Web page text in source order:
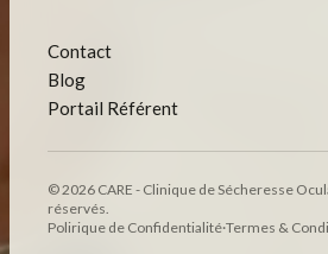
Contact
Blog
Portail Référent
© 2026 CARE - Clinique de Sécheresse
réservés.
Polirique de Confidentialité·Termes &